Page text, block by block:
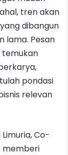
tren akan
dibangun
lama. Pesan
temukan
pondasi
relevan
Co-
memberi